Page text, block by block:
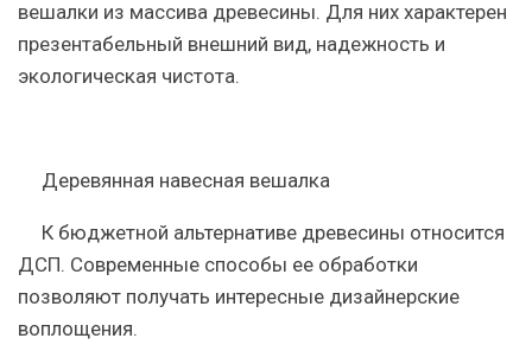
вешалки из массива древесины. Для них характерен
презентабельный внешний вид, надежность и
экологическая чистота.
Деревянная навесная вешалка
К бюджетной альтернативе древесины относится
ДСП. Современные способы ее обработки
позволяют получать интересные дизайнерские
воплощения.